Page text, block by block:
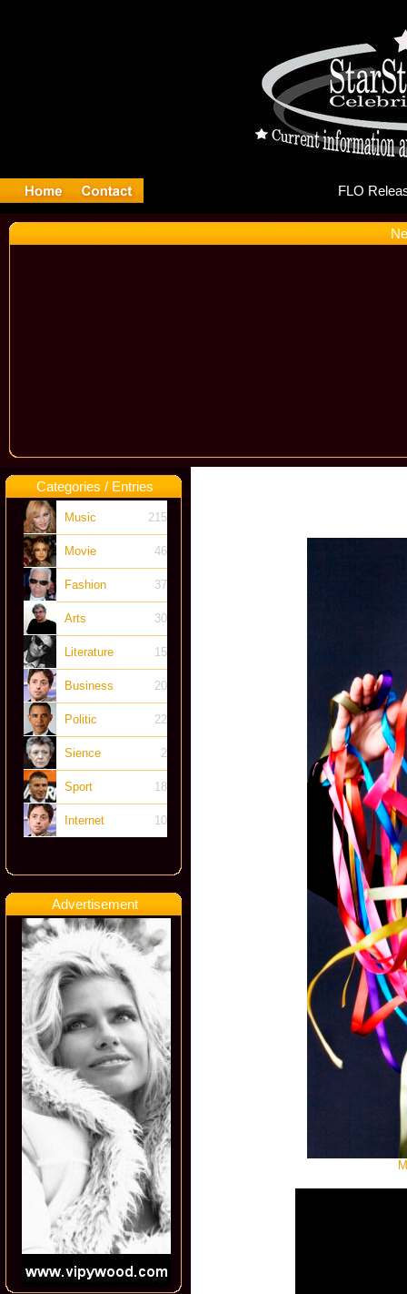
Categories / Entries
Music 215
Movie 46
Fashion 37
Arts 30
Literature 15
Business 20
Politic 22
Sience 2
Sport 18
Internet 10
Advertisement